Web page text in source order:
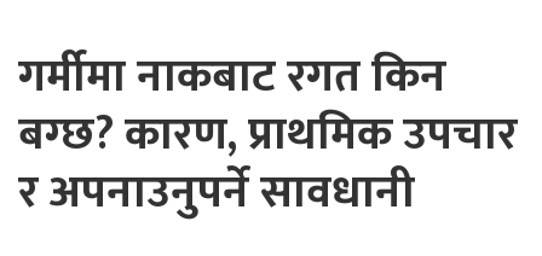
गर्मीमा नाकबाट रगत किन
बग्छ? कारण, प्राथमिक उपचार
र अपनाउनुपर्ने सावधानी